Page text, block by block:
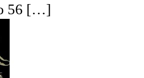
56 […]